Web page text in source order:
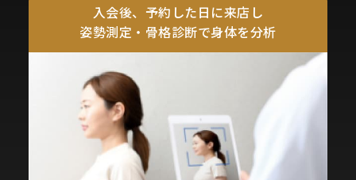
入会後、予約した日に来店し
姿勢測定・骨格診断で身体を分析